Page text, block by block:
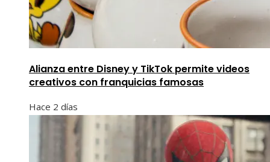
Alianza entre Disney y TikTok permite videos
creativos con franquicias famosas
Hace 2 días